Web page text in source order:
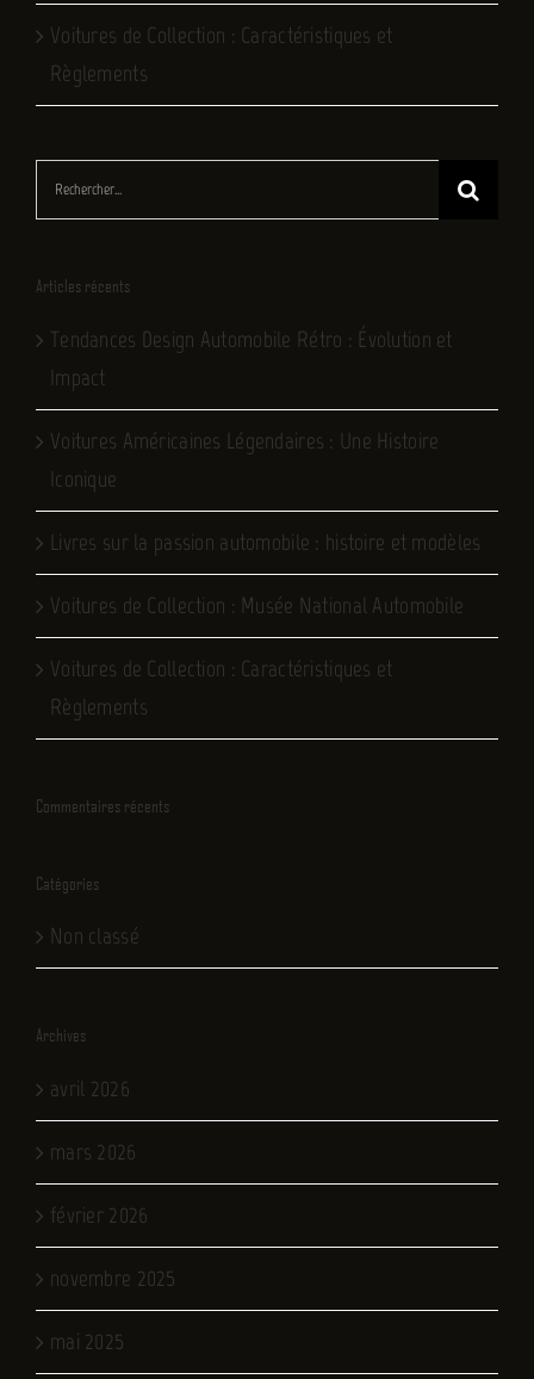
Voitures de Collection : Caractéristiques et
Règlements
Rechercher:
Articles récents
Tendances Design Automobile Rétro : Évolution et
Impact
Voitures Américaines Légendaires : Une Histoire
Iconique
Livres sur la passion automobile : histoire et modèles
Voitures de Collection : Musée National Automobile
Voitures de Collection : Caractéristiques et
Règlements
Commentaires récents
Catégories
Non classé
Archives
avril 2026
mars 2026
février 2026
novembre 2025
mai 2025